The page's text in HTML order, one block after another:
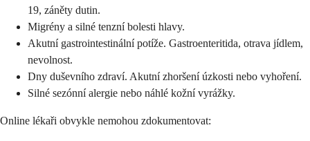
19, záněty dutin.
Migrény a silné tenzní bolesti hlavy.
Akutní gastrointestinální potíže. Gastroenteritida, otrava jídlem,
nevolnost.
Dny duševního zdraví. Akutní zhoršení úzkosti nebo vyhoření.
Silné sezónní alergie nebo náhlé kožní vyrážky.
Online lékaři obvykle nemohou zdokumentovat: